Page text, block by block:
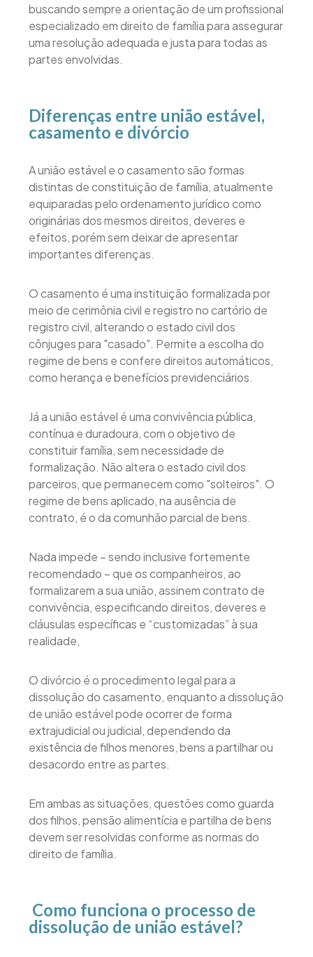
buscando sempre a orientação de um profissional
especializado em direito de família para assegurar
uma resolução adequada e justa para todas as
partes envolvidas.
Diferenças entre união estável,
casamento e divórcio
A união estável e o casamento são formas
distintas de constituição de família, atualmente
equiparadas pelo ordenamento jurídico como
originárias dos mesmos direitos, deveres e
efeitos, porém sem deixar de apresentar
importantes diferenças.
O casamento é uma instituição formalizada por
meio de cerimônia civil e registro no cartório de
registro civil, alterando o estado civil dos
cônjuges para "casado". Permite a escolha do
regime de bens e confere direitos automáticos,
como herança e benefícios previdenciários.
Já a união estável é uma convivência pública,
contínua e duradoura, com o objetivo de
constituir família, sem necessidade de
formalização. Não altera o estado civil dos
parceiros, que permanecem como "solteiros". O
regime de bens aplicado, na ausência de
contrato, é o da comunhão parcial de bens.
Nada impede – sendo inclusive fortemente
recomendado – que os companheiros, ao
formalizarem a sua união, assinem contrato de
convivência, especificando direitos, deveres e
cláusulas específicas e “customizadas” à sua
realidade,
O divórcio é o procedimento legal para a
dissolução do casamento, enquanto a dissolução
de união estável pode ocorrer de forma
extrajudicial ou judicial, dependendo da
existência de filhos menores, bens a partilhar ou
desacordo entre as partes.
Em ambas as situações, questões como guarda
dos filhos, pensão alimentícia e partilha de bens
devem ser resolvidas conforme as normas do
direito de família.
Como funciona o processo de
dissolução de união estável?